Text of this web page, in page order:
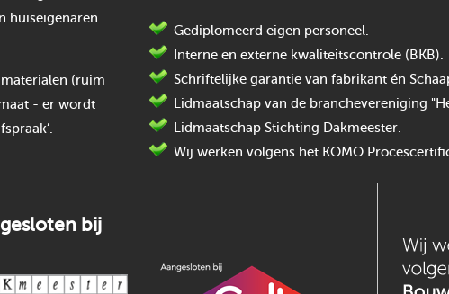
huiseigenaren
(ruim
- er wordt
Gediplomeerd eigen personeel.
Interne en externe kwaliteitscontrole (BKB).
Schriftelijke garantie van fabrikant én
Lidmaatschap van de branchevereniging
Lidmaatschap Stichting Dakmeester.
Wij werken volgens het KOMO
bij